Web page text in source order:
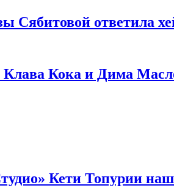
Сябитовой ответила
Клава Кока и Дима
Кети Топурии